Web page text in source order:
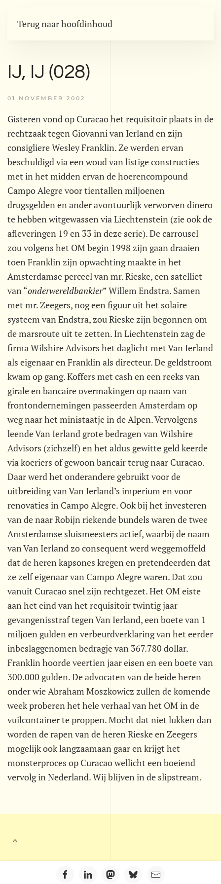
Terug naar hoofdinhoud
IJ, IJ (028)
01 NOVEMBER 2002
Gisteren vond op Curacao het requisitoir plaats in de
rechtzaak tegen Giovanni van Ierland en zijn
consigliere Wesley Franklin. Ze werden ervan
beschuldigd via een woud van listige constructies
met in het midden ervan de hoerencompound
Campo Alegre voor tientallen miljoenen
drugsgelden en ander avontuurlijk verworven dinero
te hebben witgewassen via Liechtenstein (zie ook de
afleveringen 19 en 33 in deze serie). De carrousel
zou volgens het OM begin 1998 zijn gaan draaien
toen Franklin zijn opwachting maakte in het
Amsterdamse perceel van mr. Rieske, een satelliet
van “onderwereldbankier” Willem Endstra. Samen
met mr. Zeegers, nog een figuur uit het solaire
systeem van Endstra, zou Rieske zijn begonnen om
de marsroute uit te zetten. In Liechtenstein zag de
firma Wilshire Advisors het daglicht met Van Ierland
als eigenaar en Franklin als directeur. De geldstroom
kwam op gang. Koffers met cash en een reeks van
girale en bancaire overmakingen op naam van
frontondernemingen passeerden Amsterdam op
weg naar het ministaatje in de Alpen. Vervolgens
leende Van Ierland grote bedragen van Wilshire
Advisors (zichzelf) en het aldus gewitte geld keerde
via koeriers of gewoon bancair terug naar Curacao.
Daar werd het onderandere gebruikt voor de
uitbreiding van Van Ierland’s imperium en voor
renovaties in Campo Alegre. Ook bij het investeren
van de naar Robijn riekende bundels waren de twee
Amsterdamse sluismeesters actief, waarbij de naam
van Van Ierland zo consequent werd weggemoffeld
dat de heren kapsones kregen en pretendeerden dat
ze zelf eigenaar van Campo Alegre waren. Dat zou
vanuit Curacao snel zijn rechtgezet. Het OM eiste
aan het eind van het requisitoir twintig jaar
gevangenisstraf tegen Van Ierland, een boete van 1
miljoen gulden en verbeurdverklaring van het eerder
inbeslaggenomen bedragje van 367.780 dollar.
Franklin hoorde veertien jaar eisen en een boete van
300.000 gulden. De advocaten van de beide heren
onder wie Abraham Moszkowicz zullen de komende
week proberen het hele verhaal van het OM in de
vuilcontainer te proppen. Mocht dat niet lukken dan
worden de rapen van de heren Rieske en Zeegers
mogelijk ook langzaamaan gaar en krijgt het
monsterproces op Curacao wellicht een boeiend
vervolg in Nederland. Wij blijven in de slipstream.